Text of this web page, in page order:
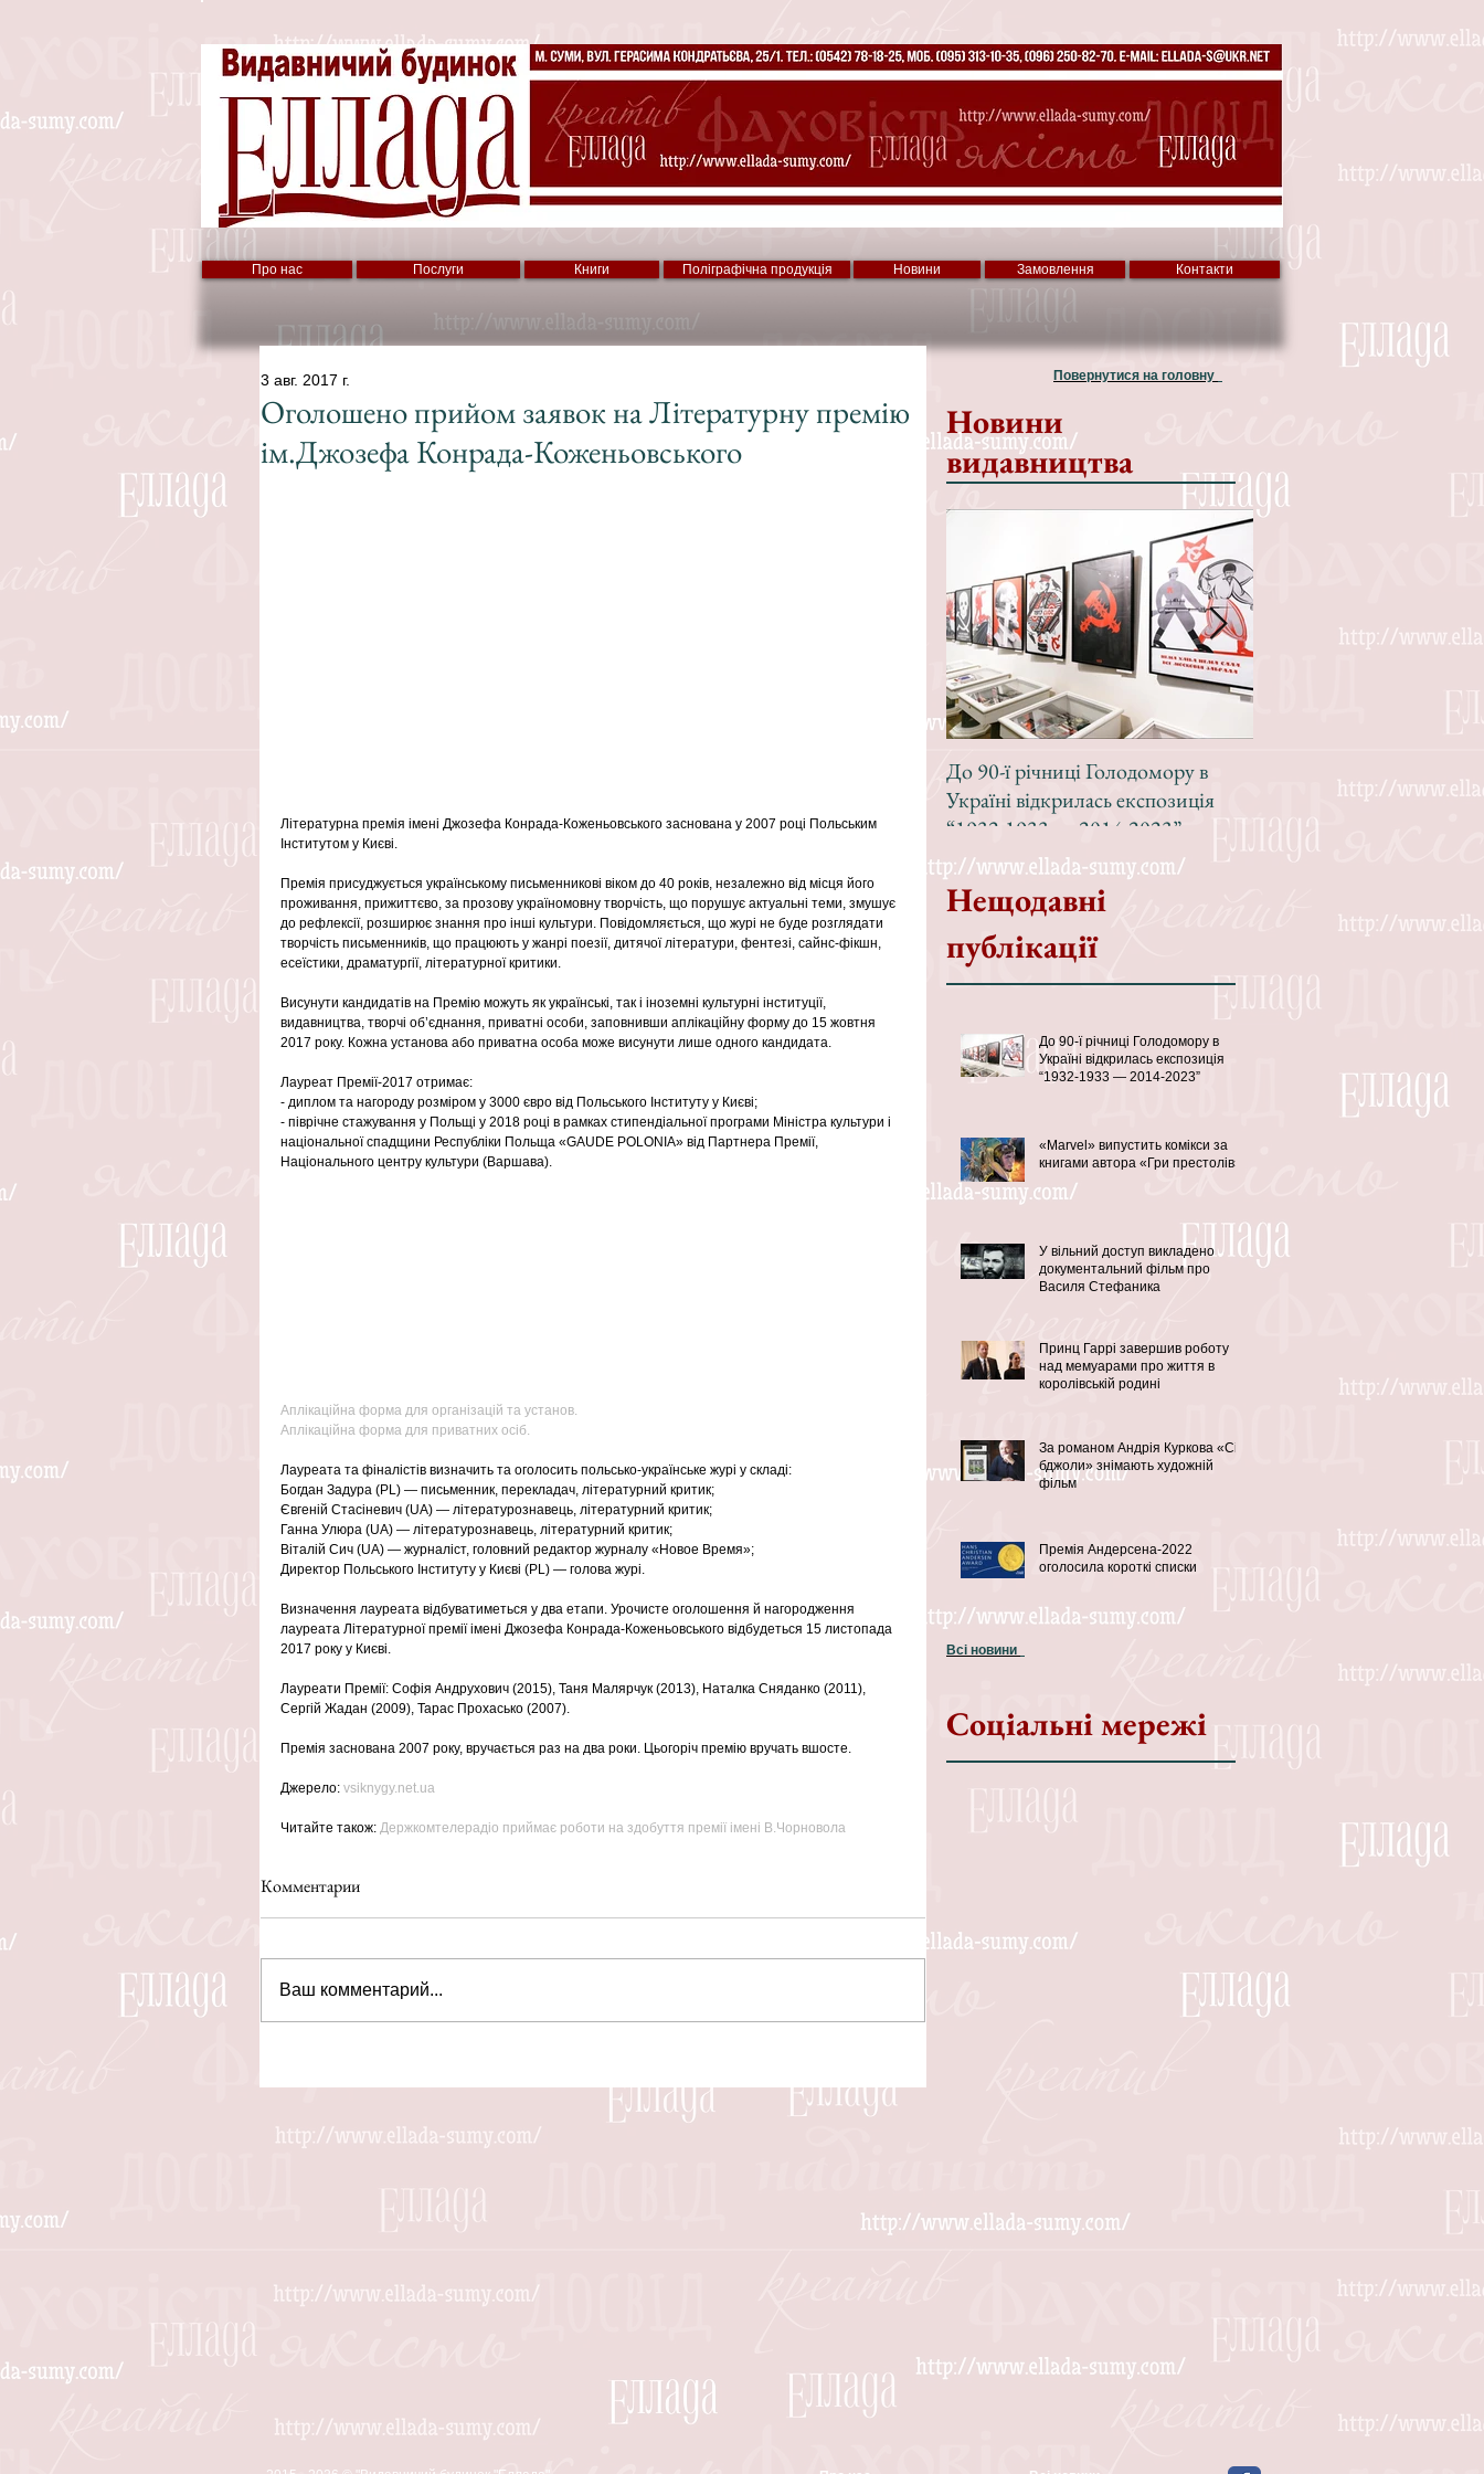
Про нас Послуги Книги Поліграфічна продукція Новини Замовлення Контакти
Оголошено прийом заявок на Літературну премію
ім.Джозефа Конрада-Коженьовського
3 авг. 2017 г.
Літературна премія імені Джозефа Конрада-Коженьовського заснована у 2007 році Польським
Інститутом у Києві.
Премія присуджується українському письменникові віком до 40 років, незалежно від місця його
проживання, прижиттєво, за прозову україномовну творчість, що порушує актуальні теми, змушує
до рефлексії, розширює знання про інші культури. Повідомляється, що журі не буде розглядати
творчість письменників, що працюють у жанрі поезії, дитячої літератури, фентезі, сайнс-фікшн,
есеїстики, драматургії, літературної критики.
Висунути кандидатів на Премію можуть як українські, так і іноземні культурні інституції,
видавництва, творчі об’єднання, приватні особи, заповнивши аплікаційну форму до 15 жовтня
2017 року. Кожна установа або приватна особа може висунути лише одного кандидата.
Лауреат Премії-2017 отримає:
- диплом та нагороду розміром у 3000 євро від Польського Інституту у Києві;
- піврічне стажування у Польщі у 2018 році в рамках стипендіальної програми Міністра культури і
національної спадщини Республіки Польща «GAUDE POLONIA» від Партнера Премії,
Національного центру культури (Варшава).
Аплікаційна форма для організацій та установ.
Аплікаційна форма для приватних осіб.
Лауреата та фіналістів визначить та оголосить польсько-українське журі у складі:
Богдан Задура (PL) — письменник, перекладач, літературний критик;
Євгеній Стасіневич (UA) — літературознавець, літературний критик;
Ганна Улюра (UA) — літературознавець, літературний критик;
Віталій Сич (UA) — журналіст, головний редактор журналу «Новое Время»;
Директор Польського Інституту у Києві (PL) — голова журі.
Визначення лауреата відбуватиметься у два етапи. Урочисте оголошення й нагородження
лауреата Літературної премії імені Джозефа Конрада-Коженьовського відбудеться 15 листопада
2017 року у Києві.
Лауреати Премії: Софія Андрухович (2015), Таня Малярчук (2013), Наталка Сняданко (2011),
Сергій Жадан (2009), Тарас Прохасько (2007).
Премія заснована 2007 року, вручається раз на два роки. Цьогоріч премію вручать вшосте.
Джерело: vsiknygy.net.ua
Читайте також: Держкомтелерадіо приймає роботи на здобуття премії імені В.Чорновола
Комментарии
Ваш комментарий...
Повернутися на головну
Новини
видавництва
До 90-ї річниці Голодомору в
Україні відкрилась експозиція
“1932-1933 — 2014-2023”
Нещодавні
публікації
До 90-ї річниці Голодомору в
Україні відкрилась експозиція
“1932-1933 — 2014-2023”
«Marvel» випустить комікси за
книгами автора «Гри престолів»
У вільний доступ викладено
документальний фільм про
Василя Стефаника
Принц Гаррі завершив роботу
над мемуарами про життя в
королівській родині
За романом Андрія Куркова «Сірі
бджоли» знімають художній
фільм
Премія Андерсена-2022
оголосила короткі списки
Всі новини
Соціальні мережі